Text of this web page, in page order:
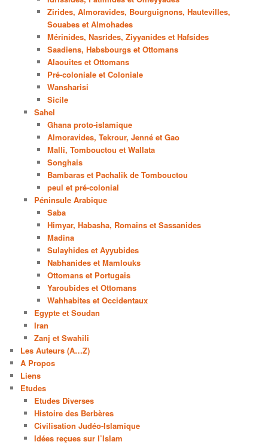
Zirides, Almoravides, Bourguignons, Hautevilles,
Souabes et Almohades
Mérinides, Nasrides, Ziyyanides et Hafsides
Saadiens, Habsbourgs et Ottomans
Alaouites et Ottomans
Pré-coloniale et Coloniale
Wansharisi
Sicile
Sahel
Ghana proto-islamique
Almoravides, Tekrour, Jenné et Gao
Malli, Tombouctou et Wallata
Songhais
Bambaras et Pachalik de Tombouctou
peul et pré-colonial
Péninsule Arabique
Saba
Himyar, Habasha, Romains et Sassanides
Madina
Sulayhides et Ayyubides
Nabhanides et Mamlouks
Ottomans et Portugais
Yaroubides et Ottomans
Wahhabites et Occidentaux
Egypte et Soudan
Iran
Zanj et Swahili
Les Auteurs (A…Z)
A Propos
Liens
Etudes
Etudes Diverses
Histoire des Berbères
Civilisation Judéo-Islamique
Idées reçues sur l’Islam